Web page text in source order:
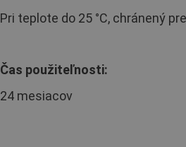
Pri teplote do 25 °C, chránený
Čas použiteľnosti:
24 mesiacov